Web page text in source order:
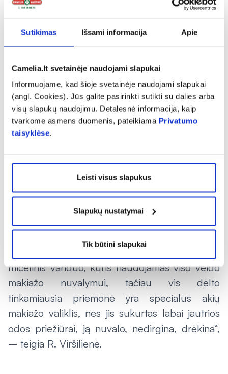
Sutikimas Išsami informacija Apie
Camelia.lt svetainėje naudojami slapukai
Informuojame, kad šioje svetainėje naudojami slapukai
(angl. Cookies). Jūs galite pasirinkti sutikti su dalies arba
visų slapukų naudojimu. Detalesnė informacija, kaip
tvarkome asmens duomenis, pateikiama Privatumo
taisyklėse.
Leisti visus slapukus
Slapukų nustatymai
Tik būtini slapukai
priemonė. Drėkinančios, gaivinančios,
moterims. Kaukės, kurios maitina, stangrina yra
Palepinti paakius kaukėmis rekomenduojama
vieną ar du kartus per savaitę“, – grožio
patarimais dalijasi „Camelia“ vaistininkė.
Tiek vyresnėms, tiek jaunoms moterims svarbu
vakare tinkamai nuvalyti akių makiažą. Tam
kuris yra švelnesnis už įprastą veido valiklį.
„Jei naudojate vandeniui atsparų tušą, tai ir
priemonę reiktų naudoti specialią, nes kitu
atveju teks įnirtingai darbuotis vatos diskeliu, o
aplink akis. Akių makiažo nuvalymui tinka ir
micelinis vanduo, kuris naudojamas viso veido
makiažo nuvalymui, tačiau vis dėlto
tinkamiausia priemonė yra specialus akių
makiažo valiklis, nes jis sukurtas labai jautrios
odos priežiūrai, ją nuvalo, nedirgina, drėkina“,
– teigia R. Viršilienė.